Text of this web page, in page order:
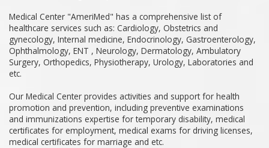
Medical Center "AmeriMed" has a comprehensive list of
healthcare services such as: Cardiology, Obstetrics and
gynecology, Internal medicine, Endocrinology, Gastroenterology,
Ophthalmology, ENT , Neurology, Dermatology, Ambulatory
Surgery, Orthopedics, Physiotherapy, Urology, Laboratories and
etc.
Our Medical Center provides activities and support for health
promotion and prevention, including preventive examinations
and immunizations expertise for temporary disability, medical
certificates for employment, medical exams for driving licenses,
medical certificates for marriage and etc.